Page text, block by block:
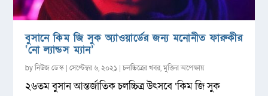
বুসানে কিম জি সুক অ্যাওয়ার্ডের জন্য মনোনীত ফারুকীর
‘নো ল্যান্ডস ম্যান’
byনিউজ ডেস্ক |সেপ্টেম্বর ৬, ২০২১ |চলচ্চিত্রের খবর,মুক্তির অপেক্ষায়
২৬তম বুসান আন্তর্জাতিক চলচ্চিত্র উৎসবে ‘কিম জি সুক